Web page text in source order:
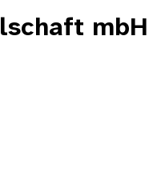
mbH